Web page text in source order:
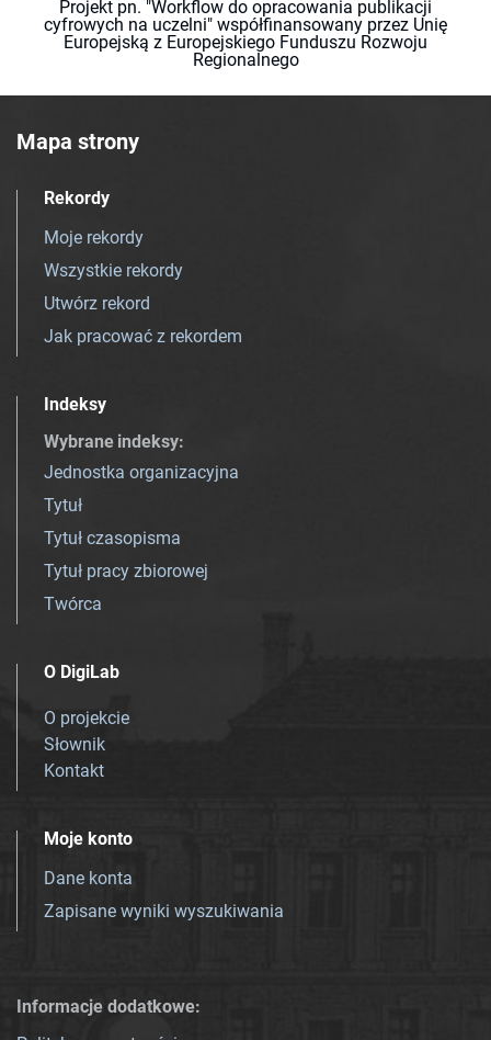
Projekt pn. "Workflow do opracowania publikacji
cyfrowych na uczelni" współfinansowany przez Unię
Europejską z Europejskiego Funduszu Rozwoju
Regionalnego
Mapa strony
Rekordy
Moje rekordy
Wszystkie rekordy
Utwórz rekord
Jak pracować z rekordem
Indeksy
Wybrane indeksy:
Jednostka organizacyjna
Tytuł
Tytuł czasopisma
Tytuł pracy zbiorowej
Twórca
O DigiLab
O projekcie
Słownik
Kontakt
Moje konto
Dane konta
Zapisane wyniki wyszukiwania
Informacje dodatkowe: